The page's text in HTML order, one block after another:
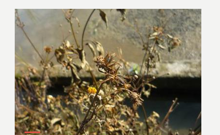
作為落葉劑使用，這個決定，將對台灣農村造成什
麼影響？